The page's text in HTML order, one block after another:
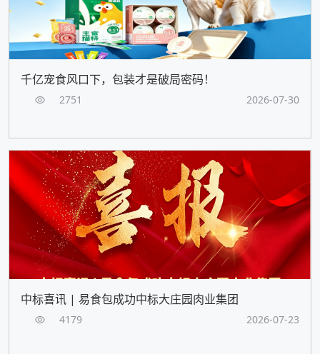
千亿宠食风口下，包装才是破局密码！
2751 2026-07-30
中标喜讯 | 易食包成功中标大庄园肉业集团
4179 2026-07-23